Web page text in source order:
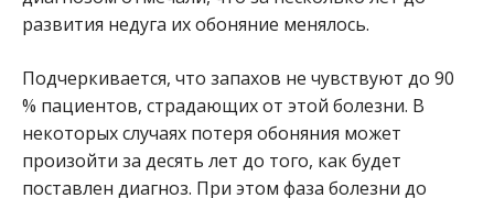
развития недуга их обоняние менялось.
Подчеркивается, что запахов не чувствуют до 90
% пациентов, страдающих от этой болезни. В
некоторых случаях потеря обоняния может
произойти за десять лет до того, как будет
поставлен диагноз. При этом фаза болезни до